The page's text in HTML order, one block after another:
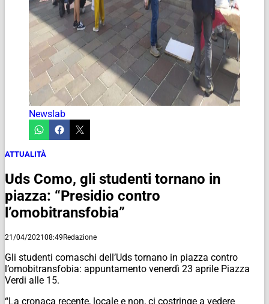
Newslab
ATTUALITÀ
Uds Como, gli studenti tornano in
piazza: “Presidio contro
l’omobitransfobia”
21/04/202108:49Redazione
Gli studenti comaschi dell’Uds tornano in piazza contro
l’omobitransfobia: appuntamento venerdì 23 aprile Piazza
Verdi alle 15.
“La cronaca recente, locale e non, ci costringe a vedere